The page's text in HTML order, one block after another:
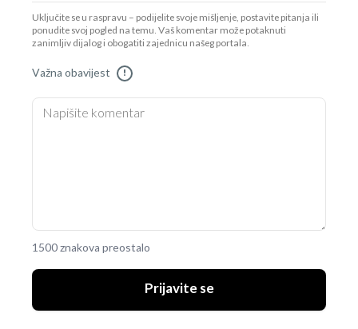
Uključite se u raspravu – podijelite svoje mišljenje, postavite pitanja ili
ponudite svoj pogled na temu. Vaš komentar može potaknuti
zanimljiv dijalog i obogatiti zajednicu našeg portala.
Važna obavijest !
1500 znakova preostalo
Prijavite se